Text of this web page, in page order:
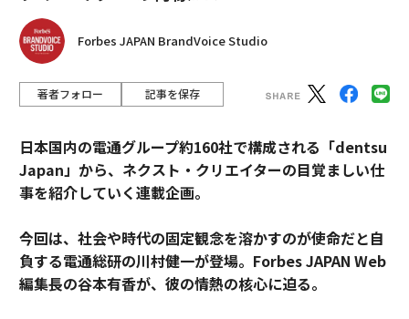
Forbes JAPAN BrandVoice Studio
著者フォロー 記事を保存
日本国内の電通グループ約160社で構成される「dentsu
Japan」から、ネクスト・クリエイターの目覚ましい仕
事を紹介していく連載企画。
今回は、社会や時代の固定観念を溶かすのが使命だと自
負する電通総研の川村健一が登場。Forbes JAPAN Web
編集長の谷本有香が、彼の情熱の核心に迫る。